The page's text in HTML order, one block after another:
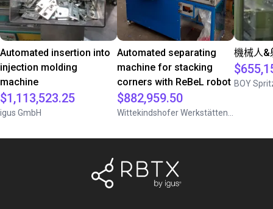
Automated insertion into
injection molding
machine
$1,113,523.25
igus GmbH
Automated separating
machine for stacking
corners with ReBeL robot
$882,959.50
機械人&
BOY